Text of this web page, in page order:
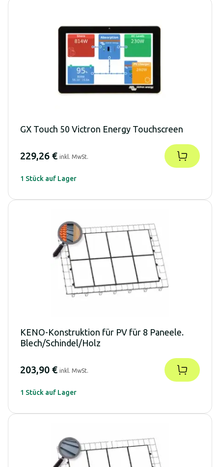
GX Touch 50 Victron Energy Touchscreen
229,26 € inkl. MwSt.
1 Stück auf Lager
KENO-Konstruktion für PV für 8 Paneele.
Blech/Schindel/Holz
203,90 € inkl. MwSt.
1 Stück auf Lager